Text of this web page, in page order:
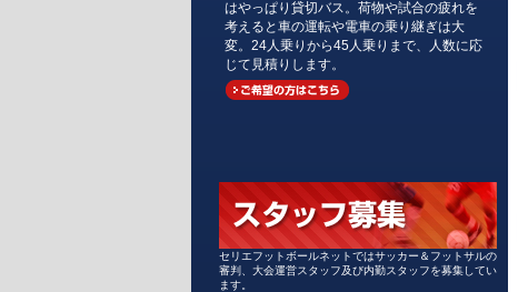
はやっぱり貸切バス。荷物や試合の疲れを
考えると車の運転や電車の乗り継ぎは大
変。24人乗りから45人乗りまで、人数に応
じて見積りします。
セリエフットボールネットではサッカー＆フットサルの
審判、大会運営スタッフ及び内勤スタッフを募集してい
ます。